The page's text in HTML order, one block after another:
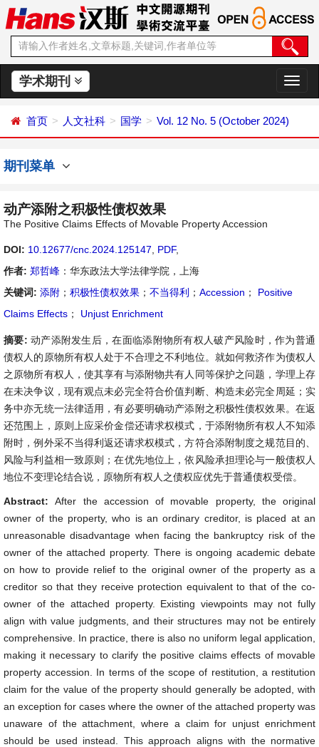
学术期刊
切
换
首页 人文社科 国学 Vol. 12 No. 5 (October 2024)
期刊菜单
动产添附之积极性债权效果
The Positive Claims Effects of Movable Property Accession
DOI: 10.12677/cnc.2024.125147 PDF,
作者: 郑哲峰 ：华东政法大学法律学院，上海
关键词: 添附 ； 积极性债权效果 ； 不当得利 ； Accession ；
Positive
Claims Effects ； Unjust Enrichment
摘要: 动产添附发生后，在面临添附物所有权人破产风险时，作为普通
债权人的原物所有权人处于不合理之不利地位。就如何救济作为债权人
之原物所有权人，使其享有与添附物共有人同等保护之问题，学理上存
在未决争议，现有观点未必完全符合价值判断、构造未必完全周延；实
务中亦无统一法律适用，有必要明确动产添附之积极性债权效果。在返
还范围上，原则上应采价金偿还请求权模式，于添附物所有权人不知添
附时，例外采不当得利返还请求权模式，方符合添附制度之规范目的、
风险与利益相一致原则；在优先地位上，依风险承担理论与一般债权人
地位不变理论结合说，原物所有权人之债权应优先于普通债权受偿。
Abstract:After the accession of movable property, the original
owner of the property, who is an ordinary creditor, is placed at an
unreasonable disadvantage when facing the bankruptcy risk of the
owner of the attached property. There is ongoing academic debate
on how to provide relief to the original owner of the property as a
creditor so that they receive protection equivalent to that of the co-
owner of the attached property. Existing viewpoints may not fully
align with value judgments, and their structures may not be entirely
comprehensive. In practice, there is also no uniform legal application,
making it necessary to clarify the positive claims effects of movable
property accession. In terms of the scope of restitution, a restitution
claim for the value of the property should generally be adopted, with
an exception for cases where the owner of the attached property was
unaware of the attachment, where a claim for unjust enrichment
should be used instead. This approach aligns with the normative